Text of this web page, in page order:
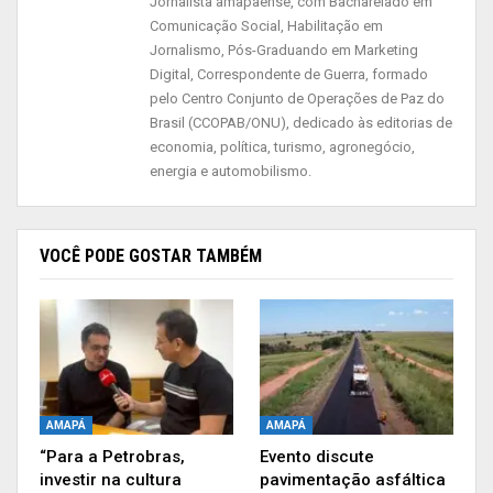
recomendado abrir mais leitos. “Não se trata de
mera liberalidade dos gestores, mas a
necessidade de utilizar os espaços no
atendimento emergencial e como suporte aos
pacientes acometidos por covid-19, que vem
esbarrando na recusa da ré em fornecer oxigênio
para as unidades de saúde”, ponderou a
prefeitura na ação.
Esforços
Em seu relatório, a magistrada escreveu que no
momento atual, em que ainda convive-se com a
pandemia da COVID-19, verifica-se que a
Administração Pública tem emanado esforços
para o controle da disseminação do vírus visando
Comunicação Social, Habilitação em
Jornalismo, Pós-Graduando em Marketing
Digital, Correspondente de Guerra, formado
pelo Centro Conjunto de Operações de Paz do
Brasil (CCOPAB/ONU), dedicado às editorias de
economia, política, turismo, agronegócio,
energia e automobilismo.
VOCÊ PODE GOSTAR TAMBÉM
AMAPÁ
“Para a Petrobras,
investir na cultura
AMAPÁ
Evento discute
pavimentação asfáltica